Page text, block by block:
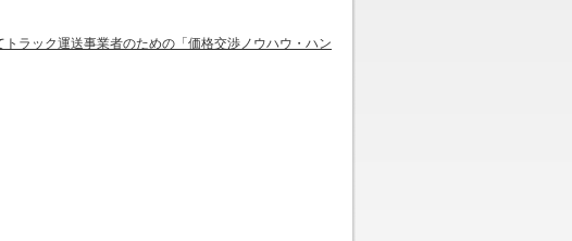
ラック運送事業者のための「価格交渉ノウハウ・ハン